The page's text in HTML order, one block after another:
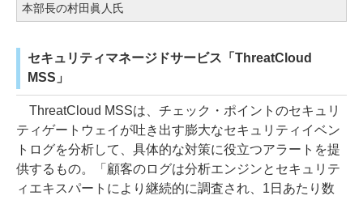
本部長の村田眞人氏
セキュリティマネージドサービス「ThreatCloud
MSS」
ThreatCloud MSSは、チェック・ポイントのセキュリ
ティゲートウェイが吐き出す膨大なセキュリティイベン
トログを分析して、具体的な対策に役立つアラートを提
供するもの。「顧客のログは分析エンジンとセキュリテ
ィエキスパートにより継続的に調査され、1日あたり数